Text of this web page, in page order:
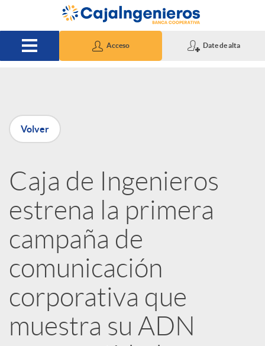
Saltar al contenido principal
Acceso Date de alta
P
u
b
l
i
c
a
Volver
Caja de Ingenieros
estrena la primera
campaña de
comunicación
corporativa que
muestra su ADN